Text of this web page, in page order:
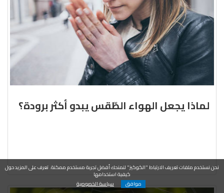
لماذا يجعل الهواء الطّقس يبدو أكثر برودة؟
نحن نستخدم ملفات تعريف الارتباط "الكوكيز" لنمنحك أفضل تجربة مستخدم ممكنة. تعرف على المزيد حول
كيفية استخدامها
موافق
سياسة الخصوصية